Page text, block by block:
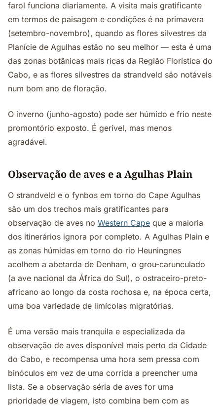
farol funciona diariamente. A visita mais gratificante
em termos de paisagem e condições é na primavera
(setembro-novembro), quando as flores silvestres da
Planície de Agulhas estão no seu melhor — esta é uma
das zonas botânicas mais ricas da Região Florística do
Cabo, e as flores silvestres da strandveld são notáveis
num bom ano de floração.
O inverno (junho-agosto) pode ser húmido e frio neste
promontório exposto. É gerível, mas menos
agradável.
Observação de aves e a Agulhas Plain
O strandveld e o fynbos em torno do Cape Agulhas
são um dos trechos mais gratificantes para
observação de aves no Western Cape que a maioria
dos itinerários ignora por completo. A Agulhas Plain e
as zonas húmidas em torno do rio Heuningnes
acolhem a abetarda de Denham, o grou-carunculado
(a ave nacional da África do Sul), o ostraceiro-preto-
africano ao longo da costa rochosa e, na época certa,
uma boa variedade de limícolas migratórias.
É uma versão mais tranquila e especializada da
observação de aves disponível mais perto da Cidade
do Cabo, e recompensa uma hora sem pressa com
binóculos em vez de uma corrida a preencher uma
lista. Se a observação séria de aves for uma
prioridade de viagem, isto combina bem com as